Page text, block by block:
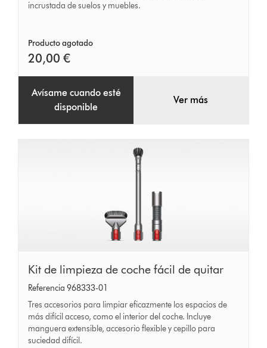
difícil,
de
quitar
incrustada de suelos y muebles.
Producto agotado
20,00 €
Avísame cuando esté
disponible
Ver más
Kit
de
limpieza
de
coche
Kit de limpieza de coche fácil de quitar
Referencia 968333-01
Tres accesorios para limpiar eficazmente los espacios de
más difícil acceso, como el interior del coche. Incluye
manguera extensible, accesorio flexible y cepillo para
suciedad difícil.